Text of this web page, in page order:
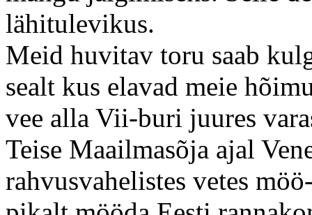
lähitulevikus.
Meid huvitav toru saab
sealt kus elavad meie
vee alla Vii-buri juures
Teise Maailmasõja ajal
rahvusvahelistes vetes